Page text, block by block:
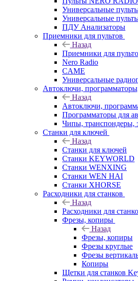
Универсальные
Универсальные
ПДУ Анализаторы
Приемники для пультов
Назад
Приемники для
Nero Radio
CAME
Универсальные
Автоключи,
Назад
Автоключи,
Программаторы для
Чипы, транспондеры,
Станки для ключей
Назад
Станки для ключей
Станки KEYWORLD
Станки WENXING
Станки WEN HAI
Станки XHORSE
Расходники для станков
Назад
Расходники для
Фрезы, копиры
Назад
Фрезы, копиры
Фрезы круглые
Фрезы
Копиры
Щетки для станков